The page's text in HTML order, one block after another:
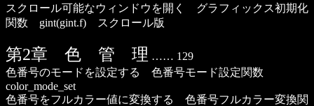
スクロール可能なウィンドウを開く グラフィックス初期化
関数 gint(gint.f) スクロール版
第2章 色 管 理 …… 129
色番号のモードを設定する 色番号モード設定関数
color_mode_set
色番号をフルカラー値に変換する 色番号フルカラー変換関